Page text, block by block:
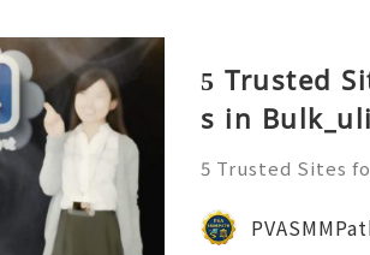
5 Trusted
s in
5 Trusted Sites
ply/Contact
gram: